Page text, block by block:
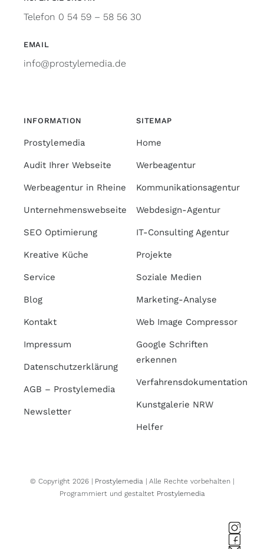
Telefon 0 54 59 – 58 56 30
EMAIL
info@prostylemedia.de
SITEMAP
Home
Werbeagentur
Kommunikationsagentur
Webdesign-Agentur
IT-Consulting Agentur
Projekte
Soziale Medien
Marketing-Analyse
Web Image Compressor
Google Schriften
erkennen
Verfahrensdokumentation
Kunstgalerie NRW
Helfer
INFORMATION
Prostylemedia
Audit Ihrer Webseite
Werbeagentur in Rheine
Unternehmenswebseite
SEO Optimierung
Kreative Küche
Service
Blog
Kontakt
Impressum
Datenschutzerklärung
AGB – Prostylemedia
Newsletter
© Copyright 2026 | Prostylemedia | Alle Rechte vorbehalten |
Programmiert und gestaltet Prostylemedia